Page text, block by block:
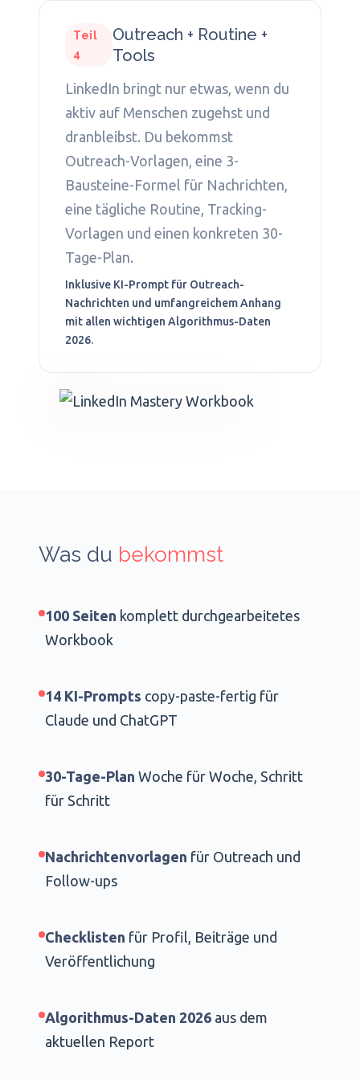
Teil
4
Outreach + Routine +
Tools
LinkedIn bringt nur etwas, wenn du
aktiv auf Menschen zugehst und
dranbleibst. Du bekommst
Outreach-Vorlagen, eine 3-
Bausteine-Formel für Nachrichten,
eine tägliche Routine, Tracking-
Vorlagen und einen konkreten 30-
Tage-Plan.
Inklusive KI-Prompt für Outreach-
Nachrichten und umfangreichem Anhang
mit allen wichtigen Algorithmus-Daten
2026.
Was du bekommst
100 Seiten komplett durchgearbeitetes
Workbook
14 KI-Prompts copy-paste-fertig für
Claude und ChatGPT
30-Tage-Plan Woche für Woche, Schritt
für Schritt
Nachrichtenvorlagen für Outreach und
Follow-ups
Checklisten für Profil, Beiträge und
Veröffentlichung
Algorithmus-Daten 2026 aus dem
aktuellen Report